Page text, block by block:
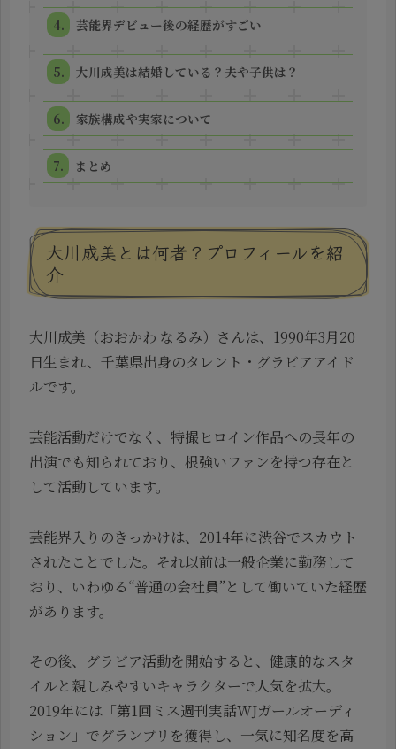
芸能界デビュー後の経歴がすごい
大川成美は結婚している？夫や子供は？
家族構成や実家について
まとめ
大川成美とは何者？プロフィールを紹
介
大川成美（おおかわ なるみ）さんは、1990年3月20
日生まれ、千葉県出身のタレント・グラビアアイド
ルです。
芸能活動だけでなく、特撮ヒロイン作品への長年の
出演でも知られており、根強いファンを持つ存在と
して活動しています。
芸能界入りのきっかけは、2014年に渋谷でスカウト
されたことでした。それ以前は一般企業に勤務して
おり、いわゆる“普通の会社員”として働いていた経歴
があります。
その後、グラビア活動を開始すると、健康的なスタ
イルと親しみやすいキャラクターで人気を拡大。
2019年には「第1回ミス週刊実話WJガールオーディ
ション」でグランプリを獲得し、一気に知名度を高